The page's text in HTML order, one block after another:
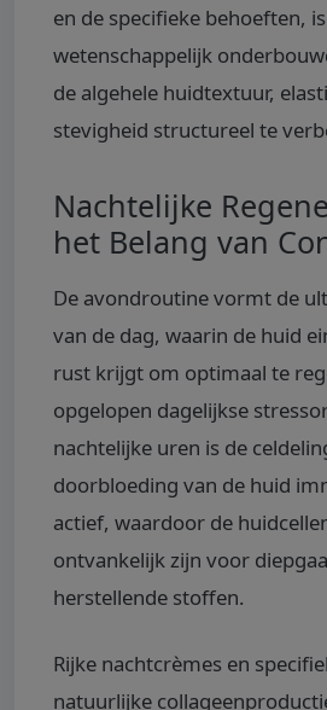
en de specifieke behoeften,
wetenschappelijk
de algehele huidtextuur,
stevigheid structureel te
Nachtelijke
het Belang van
De avondroutine vormt de
van de dag, waarin de huid
rust krijgt om optimaal te
opgelopen dagelijkse
nachtelijke uren is de
doorbloeding van de huid
actief, waardoor de
ontvankelijk zijn voor
herstellende stoffen.
Rijke nachtcrèmes en
natuurlijke